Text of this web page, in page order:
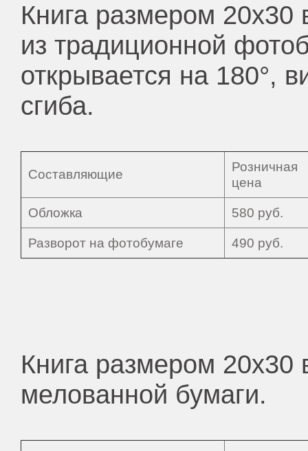
Книга размером 20х30
из традиционной
открывается на 180°,
сгиба.
Составляющие
Розничная
цена
Обложка 580 руб.
Разворот на фотобумаге 490 руб.
Книга размером 20х30
мелованной бумаги.